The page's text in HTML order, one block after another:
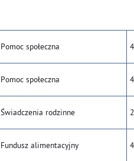
Pomoc społeczna
Pomoc społeczna
Świadczenia rodzinne
Fundusz alimentacyjny